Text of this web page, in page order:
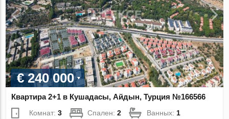
€ 240 000
Квартира 2+1 в Кушадасы, Айдын, Турция №166566
Комнат:3 Спален:2 Ванных: 1